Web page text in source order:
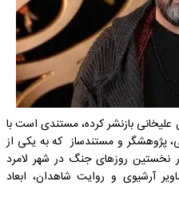
بازنشر کرده، مستندی است با
جواد موگویی، پژوهشگر و مستندساز که به یکی از
نخستین روزهای جنگ در شهر لامرد
آرشیوی و روایت شاهدان، ابعاد